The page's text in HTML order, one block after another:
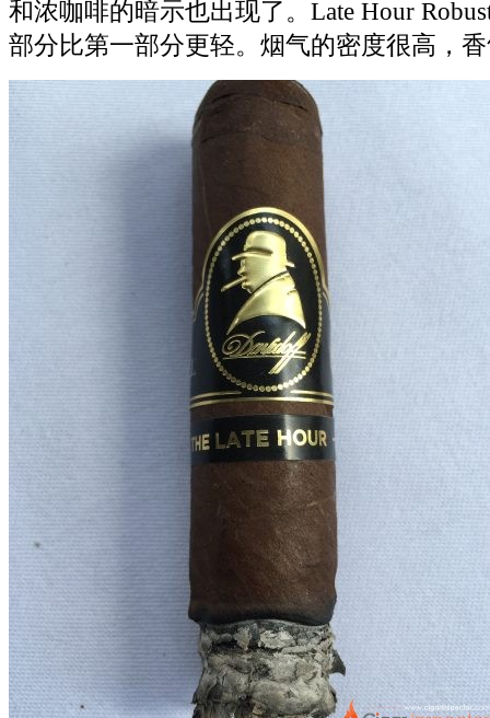
和浓咖啡的暗示也出现了。Late Hour
部分比第一部分更轻。烟气的密度很高，